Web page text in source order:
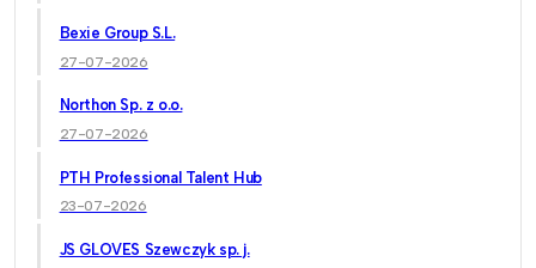
Bexie Group S.L.
27-07-2026
Northon Sp. z o.o.
27-07-2026
PTH Professional Talent Hub
23-07-2026
JS GLOVES Szewczyk sp. j.